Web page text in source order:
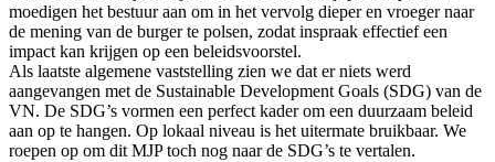
moedigen het bestuur aan om in het vervolg dieper en vroeger naar
de mening van de burger te polsen, zodat inspraak effectief een
impact kan krijgen op een beleidsvoorstel.
Als laatste algemene vaststelling zien we dat er niets werd
aangevangen met de Sustainable Development Goals (SDG) van de
VN. De SDG’s vormen een perfect kader om een duurzaam beleid
aan op te hangen. Op lokaal niveau is het uitermate bruikbaar. We
roepen op om dit MJP toch nog naar de SDG’s te vertalen.